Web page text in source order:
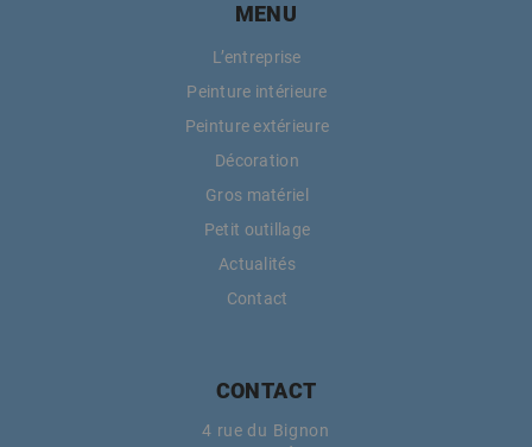
MENU
L’entreprise
Peinture intérieure
Peinture extérieure
Décoration
Gros matériel
Petit outillage
Actualités
Contact
CONTACT
4 rue du Bignon